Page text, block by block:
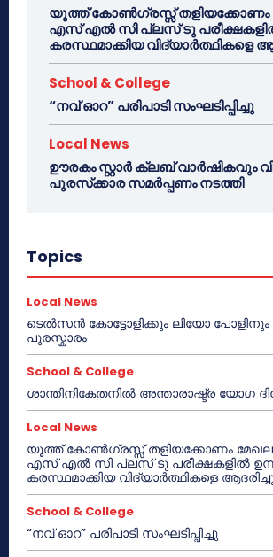
യൂത്ത് കോൺഗ്രസ്സ് തളിയക്കോണം
എസ് എൽ സി പ്ലസ് ടു
കരസ്ഥമാക്കിയ വിദ്യാർത്ഥികളെ
School & College
“നവ് ഓറ” പരിപാടി സംഘടിപ്പിച്ചു
Local News
ഊരകം സ്റ്റാർ ക്ലബ് വാർഷികവും
പുരസ്‌ക്കാര സമർപ്പണം നടത്തി
Topics
Local News
ടെൽസൻ കോട്ടോളിക്കും ലിയോ
പുരസ്കാരം
School & College
ശാന്തിനികേതനിൽ അന്താരാഷ്ട്ര യോഗ
Local News
യൂത്ത് കോൺഗ്രസ്സ് തളിയക്കോണം മേഖല
എസ് എൽ സി പ്ലസ് ടു പരീക്ഷകളിൽ
കരസ്ഥമാക്കിയ വിദ്യാർത്ഥികളെ
School & College
“നവ് ഓറ” പരിപാടി സംഘടിപ്പിച്ചു